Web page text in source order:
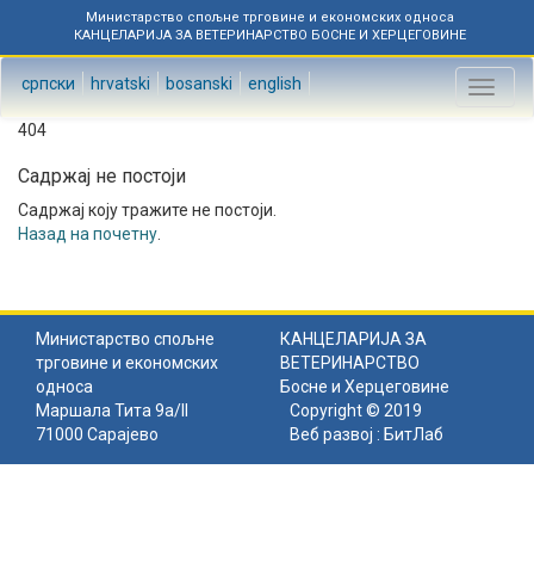
Министарство спољне трговине и економских односа
КАНЦЕЛАРИЈА ЗА ВЕТЕРИНАРСТВО БОСНЕ И ХЕРЦЕГОВИНЕ
српски hrvatski bosanski english
Toggle
404
Садржај не постоји
Садржај коју тражите не постоји.
Назад на почетну
Министарство спољне
трговине и економских
односа
КАНЦЕЛАРИЈА ЗА
ВЕТЕРИНАРСТВО
Босне и Херцеговине
Маршала Тита 9а/II
71000 Сарајево
Copyright © 2019
Веб развој : БитЛаб